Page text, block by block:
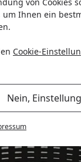
Ihnen ein
Cookie-
Nein,
Heissner